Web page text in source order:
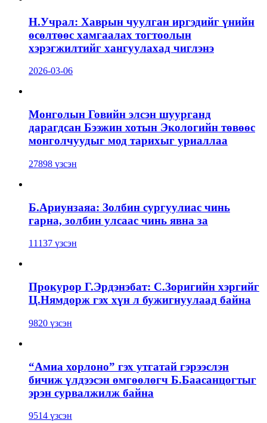
Н.Учрал: Хаврын чуулган иргэдийг үнийн
өсөлтөөс хамгаалах тогтоолын
хэрэгжилтийг хангуулахад чиглэнэ
2026-03-06
Монголын Говийн элсэн шуурганд
дарагдсан Бээжин хотын Экологийн төвөөс
монголчуудыг мод тарихыг уриаллаа
27898 үзсэн
Б.Ариунзаяа: Золбин сургуулиас чинь
гарна, золбин улсаас чинь явна за
11137 үзсэн
Прокурор Г.Эрдэнэбат: С.Зоригийн хэргийг
Ц.Нямдорж гэх хүн л бужигнуулаад байна
9820 үзсэн
“Амиа хорлоно” гэх утгатай гэрээслэн
бичиж үлдээсэн өмгөөлөгч Б.Баасанцогтыг
эрэн сурвалжилж байна
9514 үзсэн